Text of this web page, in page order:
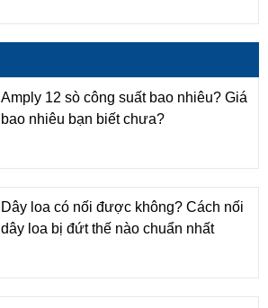
Amply 12 sò công suất bao nhiêu? Giá
bao nhiêu bạn biết chưa?
Dây loa có nối được không? Cách nối
dây loa bị đứt thế nào chuẩn nhất